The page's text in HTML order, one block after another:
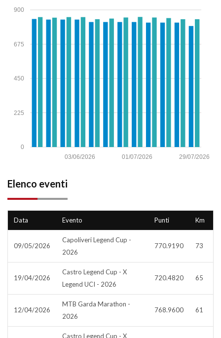
0
225
450
675
900
29/07/2026
01/07/2026
03/06/2026
Elenco eventi
Data Evento Punti Km
09/05/2026
Capoliveri Legend Cup -
2026
770.9190 73
19/04/2026
Castro Legend Cup - X
Legend UCI - 2026
720.4820 65
12/04/2026
MTB Garda Marathon -
2026
768.9600 61
Castro Legend Cup - X